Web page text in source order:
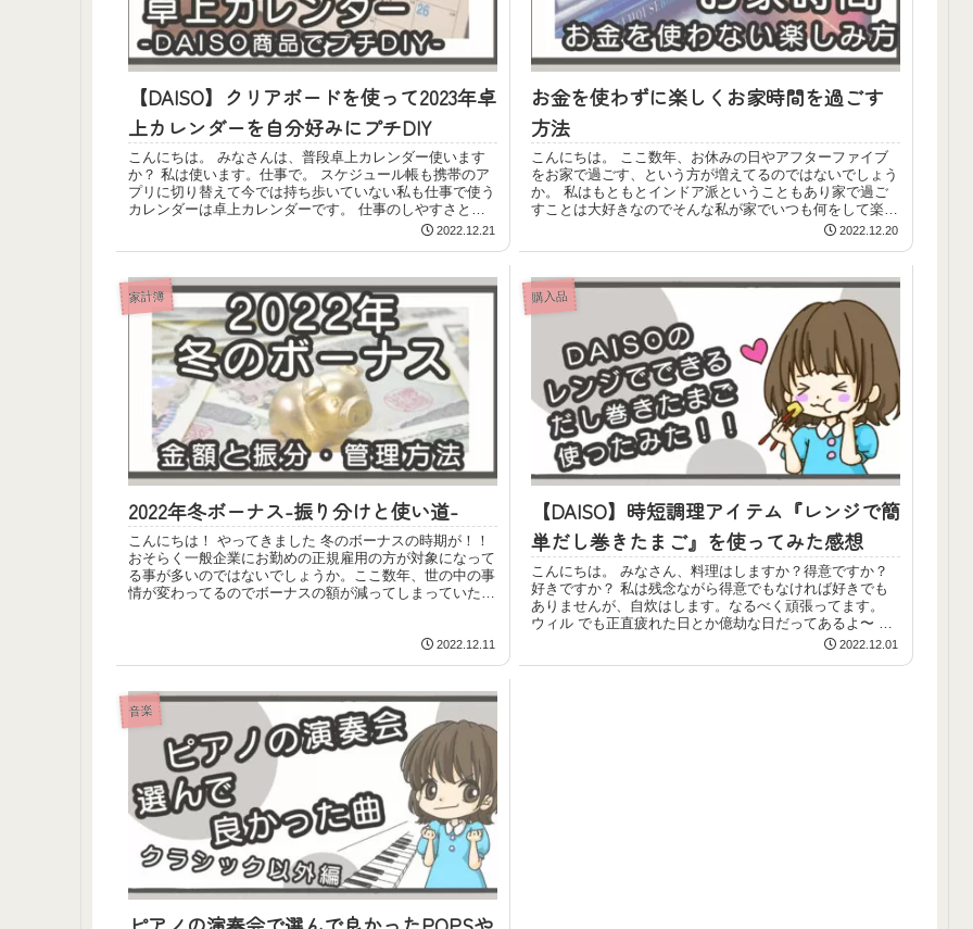
【DAISO】クリアボードを使って2023年卓
上カレンダーを自分好みにプチDIY
こんにちは。 みなさんは、普段卓上カレンダー使います
か？ 私は使います。仕事で。 スケジュール帳も携帯のア
プリに切り替えて今では持ち歩いていない私も仕事で使う
カレンダーは卓上カレンダーです。 仕事のしやすさと在
2022.12.21
お金を使わずに楽しくお家時間を過ごす
方法
こんにちは。 ここ数年、お休みの日やアフターファイブ
をお家で過ごす、という方が増えてるのではないでしょう
か。 私はもともとインドア派ということもあり家で過ご
すことは大好きなのでそんな私が家でいつも何をして楽し
2022.12.20
家計簿
2022年冬ボーナス-振り分けと使い道-
こんにちは！ やってきました 冬のボーナスの時期が！！
おそらく一般企業にお勤めの正規雇用の方が対象になって
る事が多いのではないでしょうか。ここ数年、世の中の事
情が変わってるのでボーナスの額が減ってしまっていた
2022.12.11
購入品
【DAISO】時短調理アイテム『レンジで簡
単だし巻きたまご』を使ってみた感想
こんにちは。 みなさん、料理はしますか？得意ですか？
好きですか？ 私は残念ながら得意でもなければ好きでも
ありませんが、自炊はします。なるべく頑張ってます。
ウィル でも正直疲れた日とか億劫な日だってあるよ〜 あ
2022.12.01
音楽